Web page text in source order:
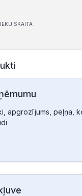
SKAITA
apgrozījums, peļņa,